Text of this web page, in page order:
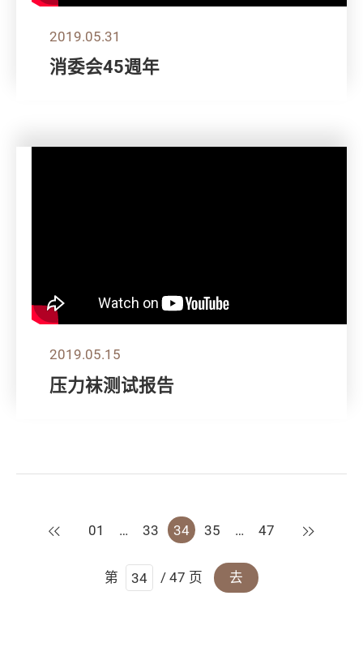
2019.05.31
消委会45週年
2019.05.15
压力袜测试报告
上一页
01 … 33 34 35 … 47 下一页
第 / 47 页 去